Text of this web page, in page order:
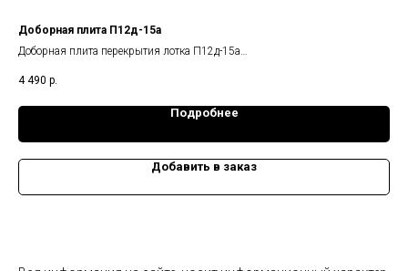
Доборная плита П12д-15а
Доборная плита перекрытия лотка П12д-15а
Масса: 0,44 т.
4 490 р.
Подробнее
Добавить в заказ